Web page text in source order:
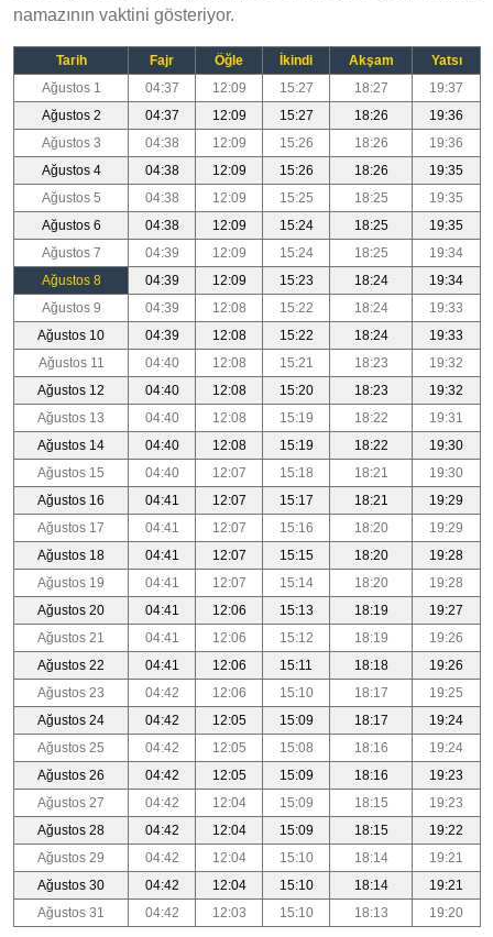
namazının vaktini gösteriyor.
Tarih Fajr Öğle İkindi Akşam
Yatsı
Ağustos 1
04:37 12:09 15:27 18:27
19:37
Ağustos 2
04:37 12:09 15:27 18:26
19:36
Ağustos 3
04:38 12:09 15:26 18:26
19:36
Ağustos 4
04:38 12:09 15:26 18:26
19:35
Ağustos 5
04:38 12:09 15:25 18:25
19:35
Ağustos 6
04:38 12:09 15:24 18:25
19:35
Ağustos 7
04:39 12:09 15:24 18:25
19:34
Ağustos 8
04:39 12:09 15:23 18:24
19:34
Ağustos 9
04:39 12:08 15:22 18:24
19:33
Ağustos 10
04:39 12:08 15:22 18:24
19:33
Ağustos 11
04:40 12:08 15:21 18:23
19:32
Ağustos 12
04:40 12:08 15:20 18:23
19:32
Ağustos 13
04:40 12:08 15:19 18:22
19:31
Ağustos 14
04:40 12:08 15:19 18:22
19:30
Ağustos 15
04:40 12:07 15:18 18:21
19:30
Ağustos 16
04:41 12:07 15:17 18:21
19:29
Ağustos 17
04:41 12:07 15:16 18:20
19:29
Ağustos 18
04:41 12:07 15:15 18:20
19:28
Ağustos 19
04:41 12:07 15:14 18:20
19:28
Ağustos 20
04:41 12:06 15:13 18:19
19:27
Ağustos 21
04:41 12:06 15:12 18:19
19:26
Ağustos 22
04:41 12:06 15:11 18:18
19:26
Ağustos 23
04:42 12:06 15:10 18:17
19:25
Ağustos 24
04:42 12:05 15:09 18:17
19:24
Ağustos 25
04:42 12:05 15:08 18:16
19:24
Ağustos 26
04:42 12:05 15:09 18:16
19:23
Ağustos 27
04:42 12:04 15:09 18:15
19:23
Ağustos 28
04:42 12:04 15:09 18:15
19:22
Ağustos 29
04:42 12:04 15:10 18:14
19:21
Ağustos 30
04:42 12:04 15:10 18:14
19:21
Ağustos 31
04:42 12:03 15:10 18:13 19:20